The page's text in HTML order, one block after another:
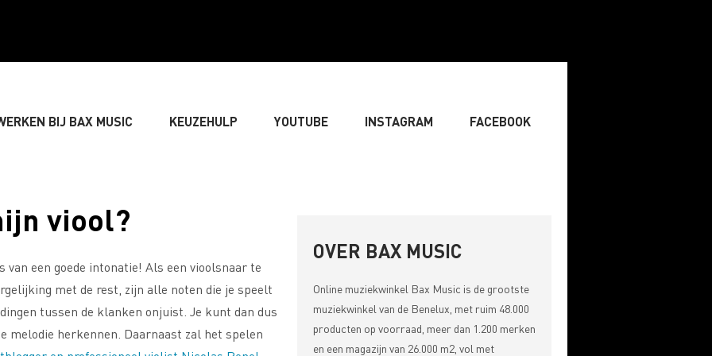
BIJ BAX MUSIC KEUZEHULP YOUTUBE INSTAGRAM FACEBOOK
» SONGWRITING & COMPOSITIE
» MUZIEKTHEORIE
viool?
van een goede intonatie! Als een vioolsnaar te
met de rest, zijn alle noten die je speelt
tussen de klanken onjuist. Je kunt dan dus
melodie herkennen. Daarnaast zal het spelen
OVER BAX MUSIC
Online muziekwinkel Bax Music is de grootste
muziekwinkel van de Benelux, met ruim 48.000
producten op voorraad, meer dan 1.200 merken
en een magazijn van 26.000 m2, vol met